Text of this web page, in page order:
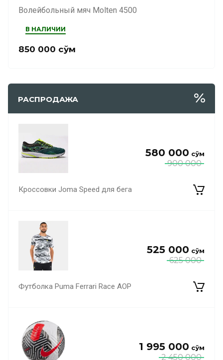
Волейбольный мяч Molten 4500
В НАЛИЧИИ
850 000 сўм
РАСПРОДАЖА
900 000
580 000 сўм
Кроссовки Joma Speed для бега
625 000
525 000 сўм
Футболка Puma Ferrari Race AOP
2 450 000
1 995 000 сўм